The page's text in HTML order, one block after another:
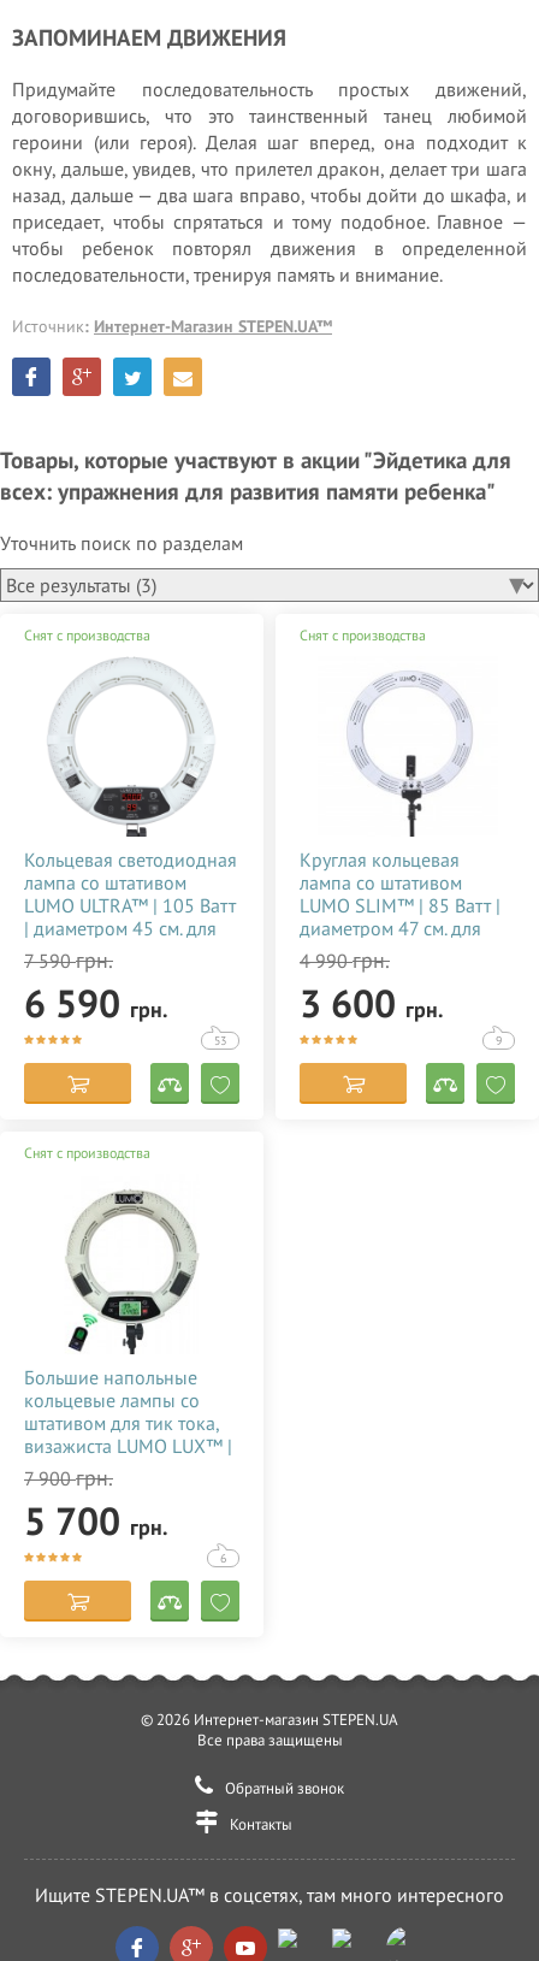
ЗАПОМИНАЕМ ДВИЖЕНИЯ
Придумайте последовательность простых движений,
договорившись, что это таинственный танец любимой
героини (или героя). Делая шаг вперед, она подходит к
окну, дальше, увидев, что прилетел дракон, делает три шага
назад, дальше — два шага вправо, чтобы дойти до шкафа, и
приседает, чтобы спрятаться и тому подобное. Главное —
чтобы ребенок повторял движения в определенной
последовательности, тренируя память и внимание.
Источник: Интернет-Магазин STEPEN.UA™
Товары, которые участвуют в акции "Эйдетика для
всех: упражнения для развития памяти ребенка"
Уточнить поиск по разделам
Снят с производства
Кольцевая светодиодная
лампа со штативом
LUMO ULTRA™ | 105 Ватт
| диаметром 45 см. для
тик тока, визажиста,
косметолога, блогера,
фото, видеосъемки
купить недорого в
Украине 356784
7 590грн.
6 590 грн.
53
Снят с производства
Круглая кольцевая
лампа со штативом
LUMO SLIM™ | 85 Ватт |
диаметром 47 см. для
съемки видео тик ток,
блогеров, визажиста,
макияжа купить
недорого в Украине
(Киеве) 356785
4 990грн.
3 600 грн.
9
Снят с производства
Большие напольные
кольцевые лампы со
штативом для тик тока,
визажиста LUMO LUX™ |
96 Ватт | диаметром 45
см. с держателем для
телефона купить
недорого в Украине
(Одессе) 356786
7 900грн.
5 700 грн.
6
© 2026 Интернет-магазин STEPEN.UA
Все права защищены
Обратный звонок
Контакты
Ищите STEPEN.UA™ в соцсетях, там много интересного